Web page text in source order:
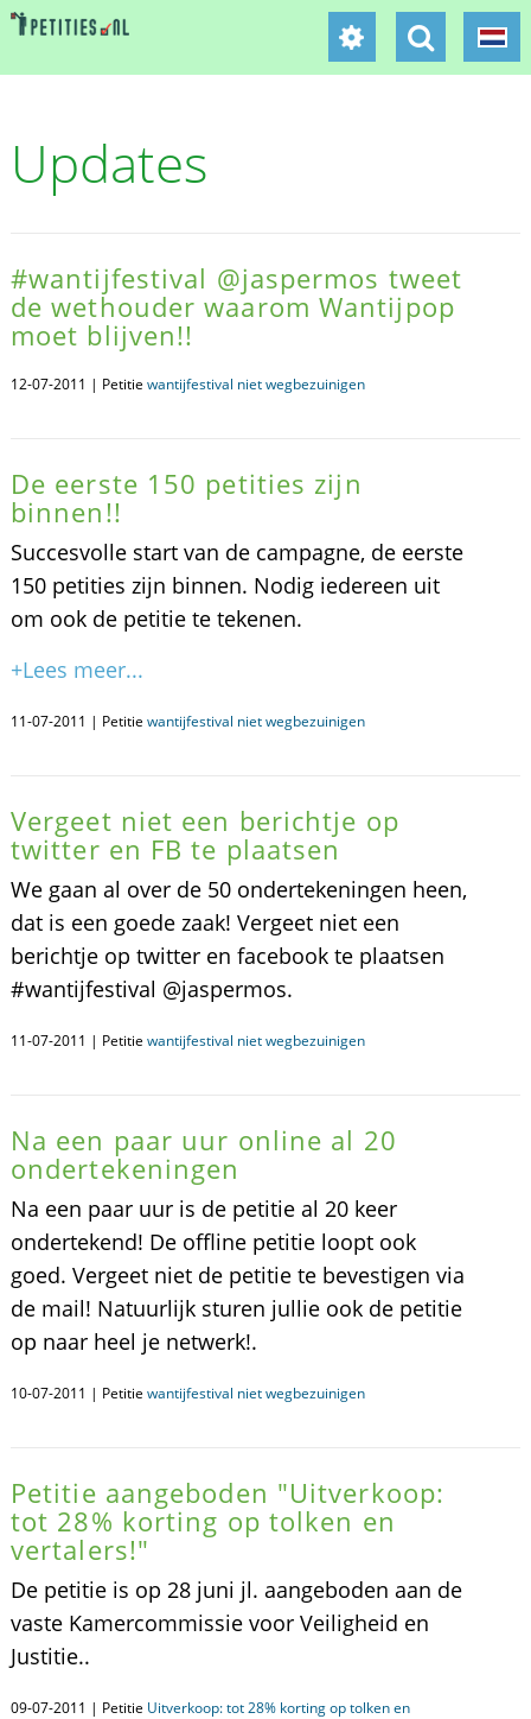
Updates
#wantijfestival @jaspermos tweet
de wethouder waarom Wantijpop
moet blijven!!
12-07-2011 | Petitie wantijfestival niet wegbezuinigen
De eerste 150 petities zijn
binnen!!
Succesvolle start van de campagne, de eerste
150 petities zijn binnen. Nodig iedereen uit
om ook de petitie te tekenen.
+Lees meer...
11-07-2011 | Petitie wantijfestival niet wegbezuinigen
Vergeet niet een berichtje op
twitter en FB te plaatsen
We gaan al over de 50 ondertekeningen heen,
dat is een goede zaak! Vergeet niet een
berichtje op twitter en facebook te plaatsen
#wantijfestival @jaspermos.
11-07-2011 | Petitie wantijfestival niet wegbezuinigen
Na een paar uur online al 20
ondertekeningen
Na een paar uur is de petitie al 20 keer
ondertekend! De offline petitie loopt ook
goed. Vergeet niet de petitie te bevestigen via
de mail! Natuurlijk sturen jullie ook de petitie
op naar heel je netwerk!.
10-07-2011 | Petitie wantijfestival niet wegbezuinigen
Petitie aangeboden "Uitverkoop:
tot 28% korting op tolken en
vertalers!"
De petitie is op 28 juni jl. aangeboden aan de
vaste Kamercommissie voor Veiligheid en
Justitie..
09-07-2011 | Petitie Uitverkoop: tot 28% korting op tolken en